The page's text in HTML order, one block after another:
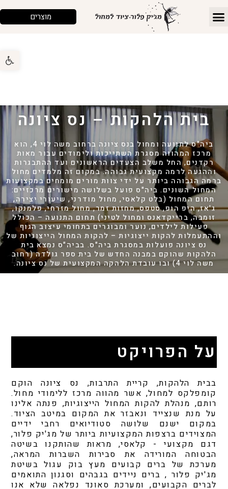
מוצרים
בית הלהקות – נס ציונה
ביה"ס לתנועה ומחול בנס ציונה ברחוב משה לוי 4, הוא
מרכז המהווה מסגרת השתייכות ולימודים עבור מאות
רקדנים, החל משלב הצעדים הראשונים ועד ההתבגרות
וההגעה לרמה מקצועית גבוהה. במקום זה מלמדים מחול
ברמה הגבוהה ביותר על ידי צוות מורים מומחים במקצועות
המחול השונים. ביה"ס פועל בשלושה מישורים מרכזיים:
תחום המחול (בלט קלאסי, מחול מודרני, שיעורי יצירה,
ג'אז, היפ הופ, סטפס, מחזות זמר, מחול מזרחי, פלמנקו,
זומבה, ברייקדאנס ומחול לטיני) תחום התנועה – הכולל
פעילות לילדים, נוער ומבוגרים בתחומי עיצוב הגוף
וההתעמלות להקות ייצוגיות – להקות המחול הייצוגיות של
נס ציונה פועלות במסגרת ביה"ס. בביה"ס נמצא בית
הלהקות שהוקם במבנה החדש של בית ספר גולדה (רחוב
משה לוי 4) ובו עובדת הלהקה המקצועית של נס ציונה.
על הפרויקט
בבית הלהקות, קריית התרבות, נס ציונה הוקם
קומפלקס למחול, אשר מהווה מרכז ללימודי מחול.
רותם, מנהלת להקות המחול הייצוגיות, פנתה אלינו
על מנת שנצייד ונאבזר את המקום במיטב הציוד.
במקום ישנם שלושה סטודיואים רחבי ידיים
המצוידים ברצפות המקצועיות ביותר של מג'יק פלור,
דגם מקצועי - קלאסי, מראות שהותקנו בשיטה
הבטוחה המורידה את סבירות השברות המראה,
מערכת של ברים קבועים מעץ בוק עגול בשיטת
מג'יק פלור , ברים ניידים בגבהים וסגנון התואמים
לברים הקבועים, ומערכת סאונד נפלאה שלא אנו